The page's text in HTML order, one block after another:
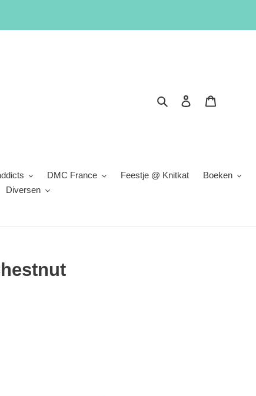
Zoeken Inloggen
DMC France Feestje @ Knitkat
Boeken
Diversen